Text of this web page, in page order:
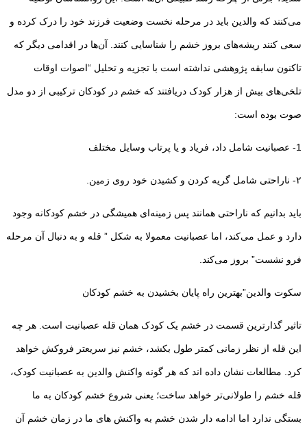
می‌کنند که والدین باید در مرحله نخست وضعیت فرزند خود را درک کرده و
سعی کنند ریشه‌های بروز خشم را شناسایی کنند. آن‌ها در اقدامی دیگر که
تاکنون سابقه پژوهشی نداشته است با تجزیه و تحلیل “اصوات اوقات
تلخی‌های بیش از هزار کودک دریافتند که خشم در کودکان ترکیبی از دو مدل
صوت بوده است:
1- عصبانیت شامل داد، فریاد و یا پرتاب وسایل مختلف
۲- ناراحتی شامل گریه کردن و کشیدن خود روی زمین.
باید بدانیم که ناراحتی همانند پس زمینه‌ای همیشگی در خشم کودکانه وجود
دارد و عمل می‌کند، اما عصبانیت معمولا به شکل ” قله و به دنبال آن مرحله
فرو نشست” بروز می‌کند.
سکوت والدین”بهترین راه پایان بخشیدن به خشم کودکان
تاثیر گذارترین قسمت در خشم یک کودک همان قله عصبانیت است. هر چه
این قله از نظر زمانی کمتر طول بکشد، خشم نیز سریعتر فروکش خواهد
کرد. مطالعات نشان داده اند که هر گونه واکنش والدین به عصبانیت کودک،
قله خشم را طولانی‌تر خواهد ساخت؛ یعنی شروع خشم کودکان به ما
بستگی ندارد اما ادامه دار شدن خشم به واکنش های ما در زمان خشم آن